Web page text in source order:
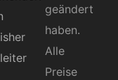
geändert
haben.
Alle
Preise